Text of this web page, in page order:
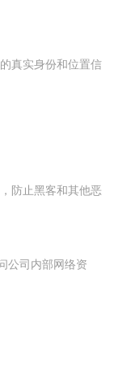
真实身份和位置信
防止黑客和其他恶
公司内部网络资